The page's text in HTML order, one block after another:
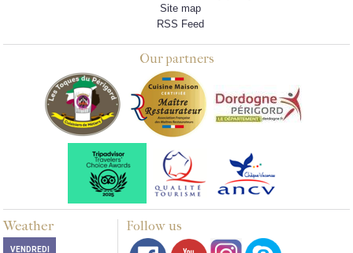
Site map
RSS Feed
Our partners
Weather Follow us